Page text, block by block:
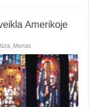
Amerikoje
, Menas